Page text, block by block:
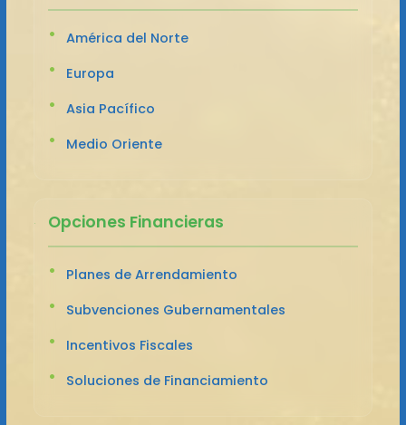
América del Norte
Europa
Asia Pacífico
Medio Oriente
Opciones Financieras
Planes de Arrendamiento
Subvenciones Gubernamentales
Incentivos Fiscales
Soluciones de Financiamiento